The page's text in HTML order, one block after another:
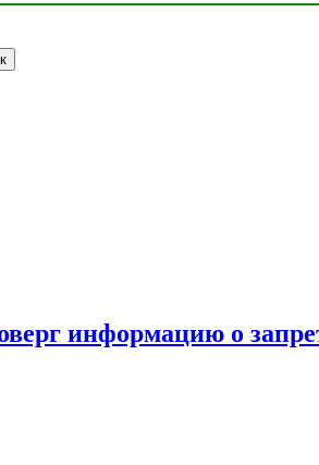
информацию о